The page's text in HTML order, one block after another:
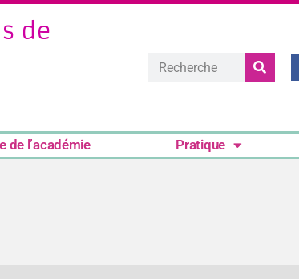
de
de l’académie Pratique